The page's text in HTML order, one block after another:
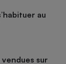
au
sur